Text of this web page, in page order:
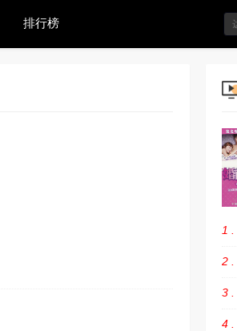
排行榜
1 .
2 .
3 .
4 .